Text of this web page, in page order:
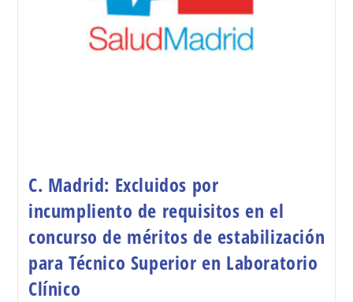
C. Madrid: Excluidos por
incumpliento de requisitos en el
concurso de méritos de estabilización
para Técnico Superior en Laboratorio
Clínico